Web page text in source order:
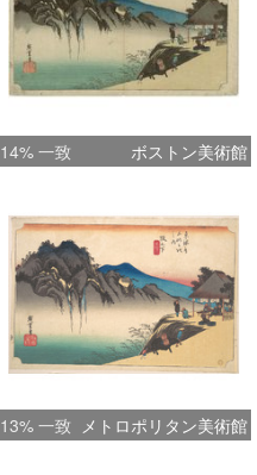
14% 一致 ボストン美術館
13% 一致 メトロポリタン美術館